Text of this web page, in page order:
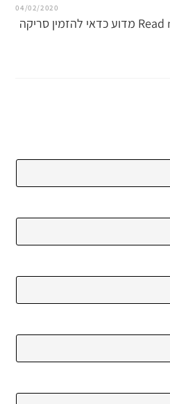
04/02/2020